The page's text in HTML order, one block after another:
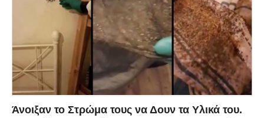
Άνοιξαν το Στρώμα τους να Δουν τα Υλικά του.